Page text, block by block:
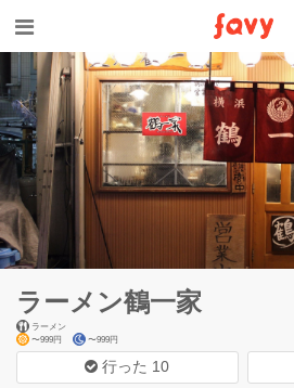
ラーメン鶴一家
ラーメン
〜999円
〜999円
行った 10